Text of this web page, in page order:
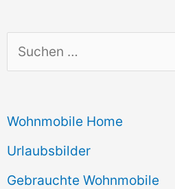
u
h
e
n
Wohnmobile Home
Urlaubsbilder
Gebrauchte Wohnmobile